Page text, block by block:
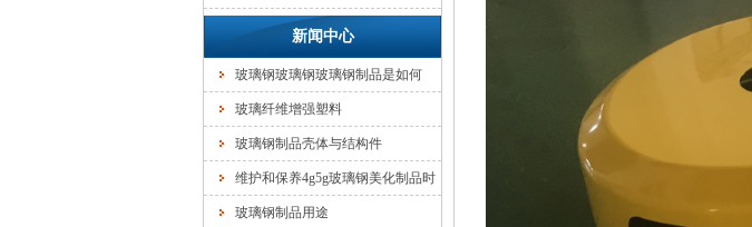
新闻中心
玻璃钢玻璃钢玻璃钢制品是如何
玻璃纤维增强塑料
玻璃钢制品壳体与结构件
维护和保养4g5g玻璃钢美化制品时
玻璃钢制品用途